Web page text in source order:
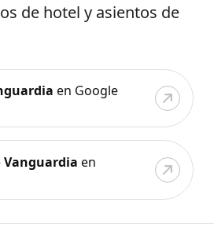
de hotel y asientos de
en Google
Vanguardia en